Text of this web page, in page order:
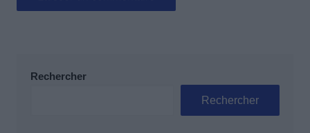
Rechercher
Rechercher